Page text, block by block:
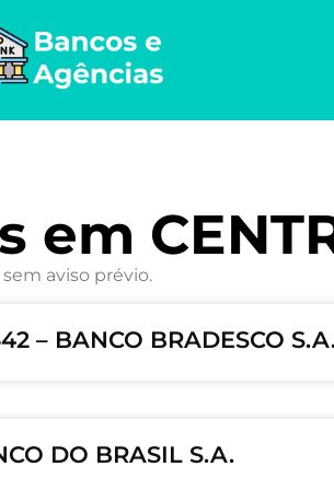
em
aviso prévio.
– BANCO BRADESCO
DO BRASIL S.A.